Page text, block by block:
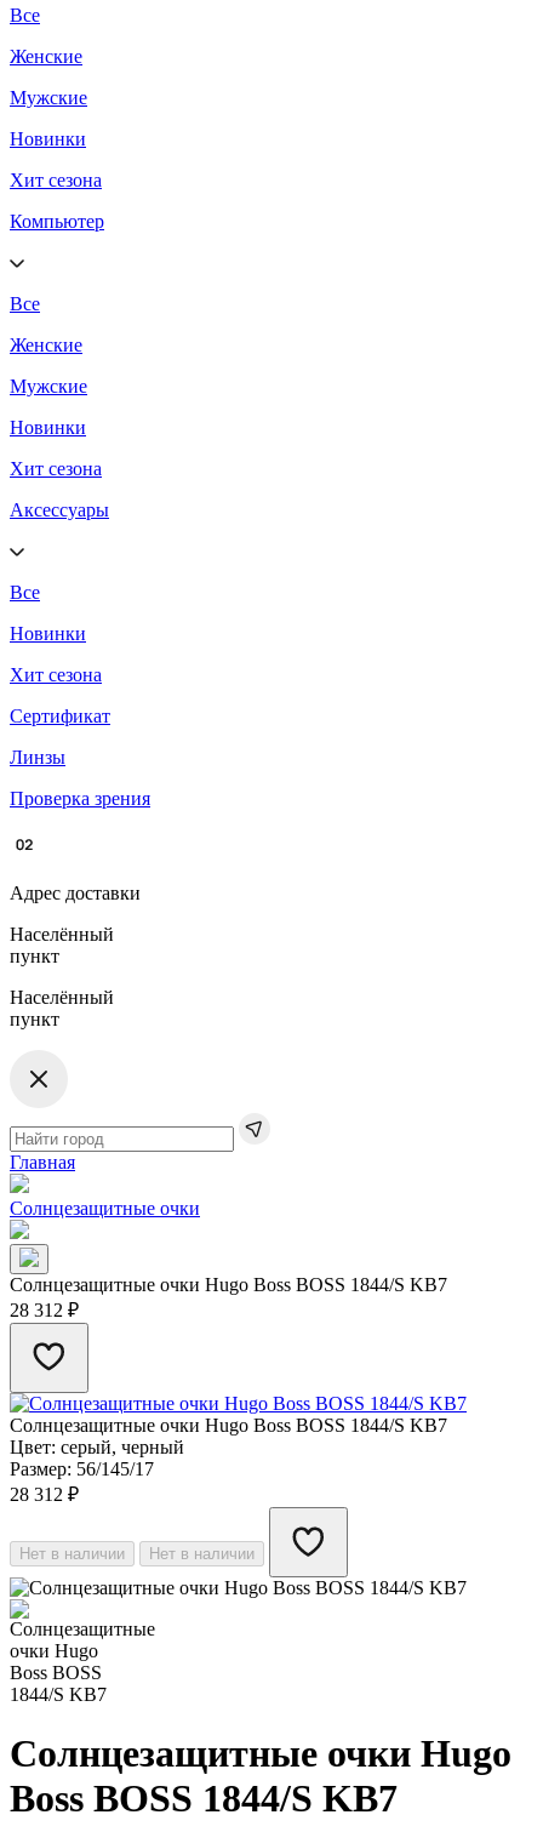
Все
Женские
Мужские
Новинки
Хит сезона
Компьютер
Все
Женские
Мужские
Новинки
Хит сезона
Аксессуары
Все
Новинки
Хит сезона
Сертификат
Линзы
Проверка зрения
Адрес доставки
Населённый
пункт
Населённый
пункт
Главная
Солнцезащитные очки
Солнцезащитные очки Hugo Boss BOSS​ 1844/S KB7
28 312 ₽
Солнцезащитные очки Hugo Boss BOSS​ 1844/S KB7
Цвет: серый, черный
Размер: 56/145/17
28 312 ₽
Нет в наличии Нет в наличии
Солнцезащитные очки Hugo
Boss BOSS​ 1844/S KB7